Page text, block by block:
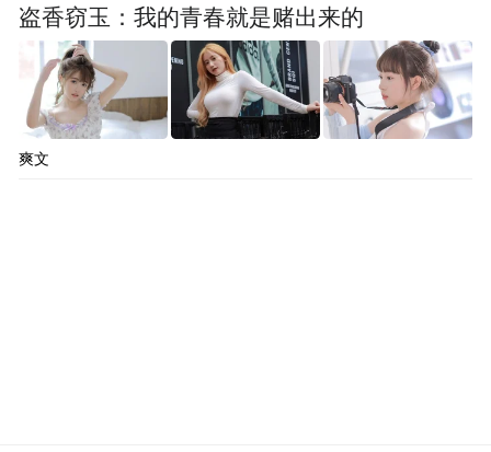
盗香窃玉：我的青春就是赌出来的
爽文